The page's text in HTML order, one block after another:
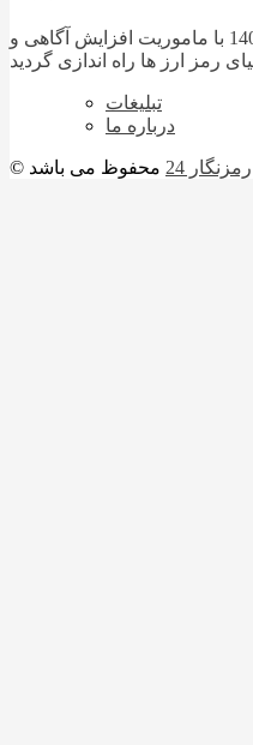
سایت رمزنگار 24 در سال 1401 با ماموریت افزایش آگاهی و
تبلیغات
درباره ما
رمزنگار 24